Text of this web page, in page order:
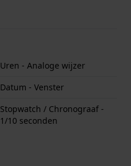
Uren - Analoge wijzer
Datum - Venster
Stopwatch / Chronograaf -
1/10 seconden